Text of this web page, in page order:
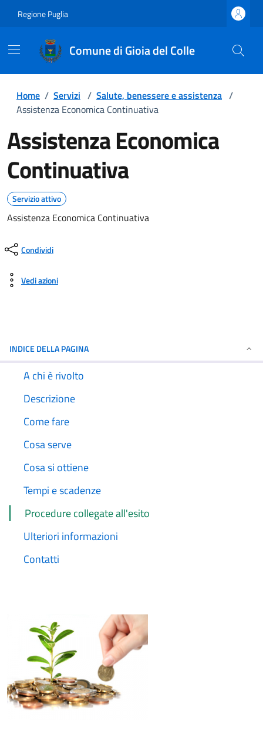
Regione Puglia
Comune di Gioia del Colle
Home / Servizi / Salute, benessere e assistenza /
Assistenza Economica Continuativa
Assistenza Economica
Continuativa
Servizio attivo
Assistenza Economica Continuativa
Condividi
Vedi azioni
INDICE DELLA PAGINA
A chi è rivolto
Descrizione
Come fare
Cosa serve
Cosa si ottiene
Tempi e scadenze
Procedure collegate all'esito
Ulteriori informazioni
Contatti